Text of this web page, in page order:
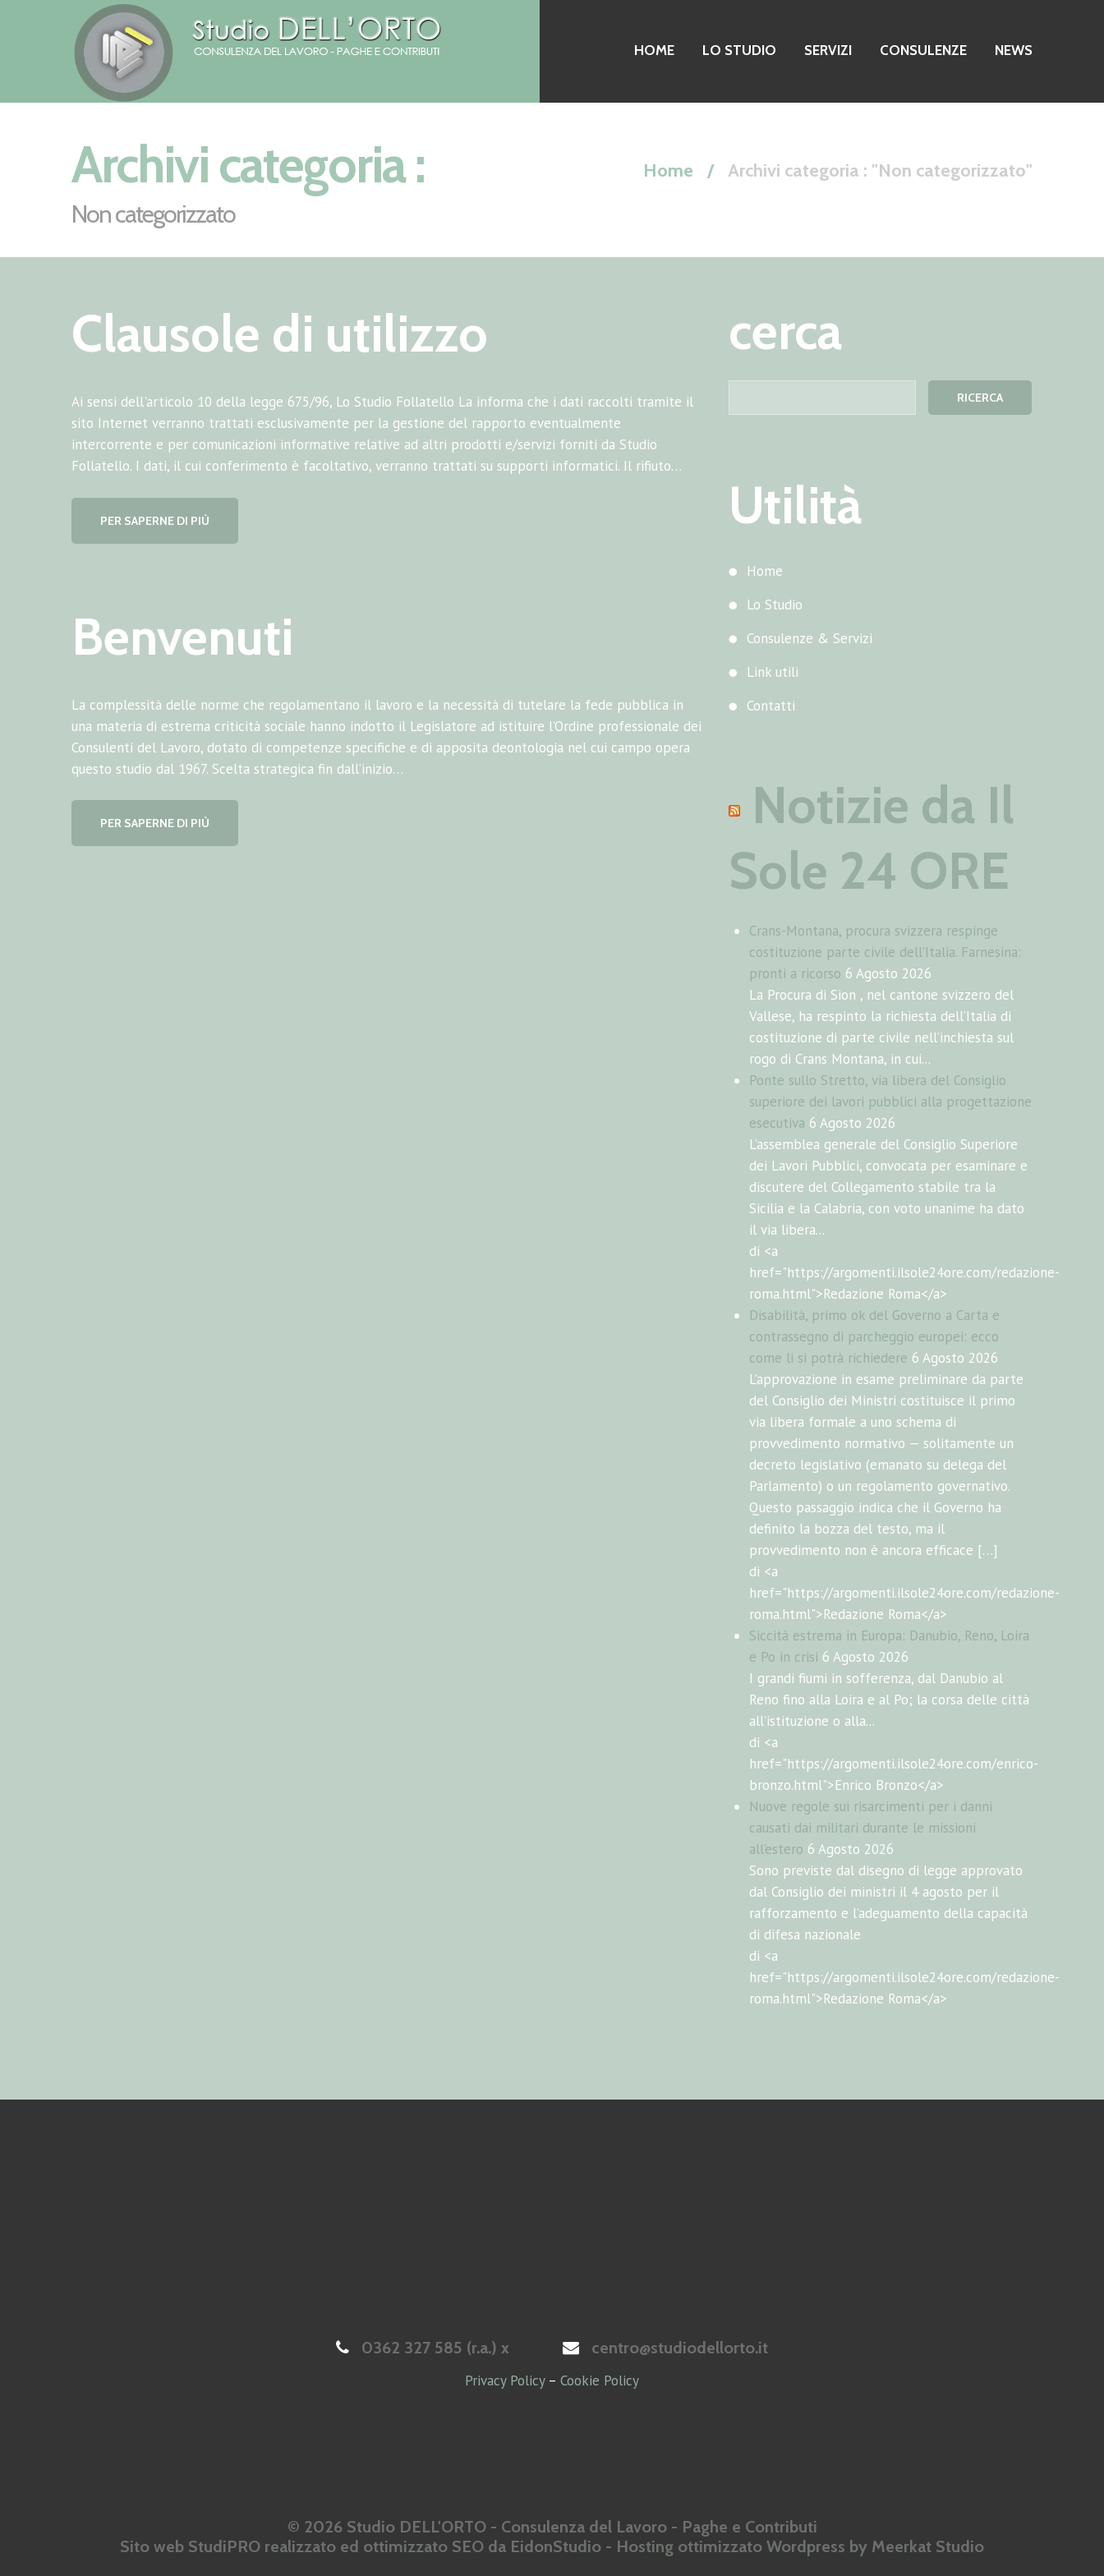
HOME LO STUDIO SERVIZI CONSULENZE NEWS
Archivi categoria :
Non categorizzato
Home Archivi categoria : "Non categorizzato"
Clausole di utilizzo
Ai sensi dell'articolo 10 della legge 675/96, Lo Studio Follatello La informa che i dati raccolti tramite il
sito Internet verranno trattati esclusivamente per la gestione del rapporto eventualmente
intercorrente e per comunicazioni informative relative ad altri prodotti e/servizi forniti da Studio
Follatello. I dati, il cui conferimento è facoltativo, verranno trattati su supporti informatici. Il rifiuto…
PER SAPERNE DI PIÙ
Benvenuti
La complessità delle norme che regolamentano il lavoro e la necessità di tutelare la fede pubblica in
una materia di estrema criticità sociale hanno indotto il Legislatore ad istituire l’Ordine professionale dei
Consulenti del Lavoro, dotato di competenze specifiche e di apposita deontologia nel cui campo opera
questo studio dal 1967. Scelta strategica fin dall’inizio…
PER SAPERNE DI PIÙ
cerca
Utilità
Home
Lo Studio
Consulenze & Servizi
Link utili
Contatti
Notizie da Il
Sole 24 ORE
Crans-Montana, procura svizzera respinge
costituzione parte civile dell’Italia. Farnesina:
pronti a ricorso 6 Agosto 2026
La Procura di Sion , nel cantone svizzero del
Vallese, ha respinto la richiesta dell’Italia di
costituzione di parte civile nell’inchiesta sul
rogo di Crans Montana, in cui...
Ponte sullo Stretto, via libera del Consiglio
superiore dei lavori pubblici alla progettazione
esecutiva 6 Agosto 2026
L’assemblea generale del Consiglio Superiore
dei Lavori Pubblici, convocata per esaminare e
discutere del Collegamento stabile tra la
Sicilia e la Calabria, con voto unanime ha dato
il via libera...
di <a
href="https://argomenti.ilsole24ore.com/redazione-
roma.html">Redazione Roma</a>
Disabilità, primo ok del Governo a Carta e
contrassegno di parcheggio europei: ecco
come li si potrà richiedere 6 Agosto 2026
L’approvazione in esame preliminare da parte
del Consiglio dei Ministri costituisce il primo
via libera formale a uno schema di
provvedimento normativo — solitamente un
decreto legislativo (emanato su delega del
Parlamento) o un regolamento governativo.
Questo passaggio indica che il Governo ha
definito la bozza del testo, ma il
provvedimento non è ancora efficace […]
di <a
href="https://argomenti.ilsole24ore.com/redazione-
roma.html">Redazione Roma</a>
Siccità estrema in Europa: Danubio, Reno, Loira
e Po in crisi 6 Agosto 2026
I grandi fiumi in sofferenza, dal Danubio al
Reno fino alla Loira e al Po; la corsa delle città
all’istituzione o alla...
di <a
href="https://argomenti.ilsole24ore.com/enrico-
bronzo.html">Enrico Bronzo</a>
Nuove regole sui risarcimenti per i danni
causati dai militari durante le missioni
all’estero 6 Agosto 2026
Sono previste dal disegno di legge approvato
dal Consiglio dei ministri il 4 agosto per il
rafforzamento e l’adeguamento della capacità
di difesa nazionale
di <a
href="https://argomenti.ilsole24ore.com/redazione-
roma.html">Redazione Roma</a>
0362 327 585 (r.a.) x centro@studiodellorto.it
Privacy Policy– Cookie Policy
© 2026 Studio DELL'ORTO - Consulenza del Lavoro - Paghe e Contributi
Sito web StudiPRO realizzato ed ottimizzato SEO da EidonStudio - Hosting ottimizzato Wordpress by Meerkat Studio